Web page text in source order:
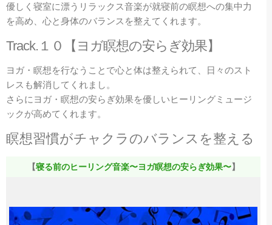
優しく寝室に漂うリラックス音楽が就寝前の瞑想への集中力
を高め、心と身体のバランスを整えてくれます。
Track. １０【ヨガ瞑想の安らぎ効果】
ヨガ・瞑想を行なうことで心と体は整えられて、日々のスト
レスも解消してくれまし。
さらにヨガ・瞑想の安らぎ効果を優しいヒーリングミュージ
ックが高めてくれます。
瞑想習慣がチャクラのバランスを整える
【寝る前のヒーリング音楽〜ヨガ瞑想の安らぎ効果〜】